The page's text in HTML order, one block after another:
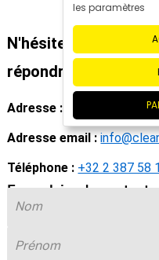
N'hésitez pas à
répondrons dans les
Adresse : Chaussée de
Adresse email :
Téléphone : +32 2 387 58
Formulaire de contact
les paramètres